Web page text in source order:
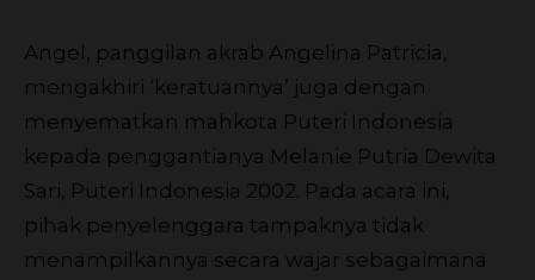
Angel, panggilan akrab Angelina Patricia,
mengakhiri ‘keratuannya’ juga dengan
menyematkan mahkota Puteri Indonesia
kepada penggantianya Melanie Putria Dewita
Sari, Puteri Indonesia 2002. Pada acara ini,
pihak penyelenggara tampaknya tidak
menampilkannya secara wajar sebagaimana